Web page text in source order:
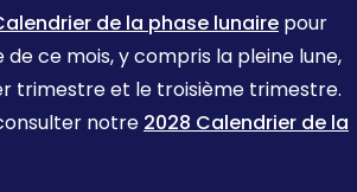
de la phase lunaire pour
ce mois, y compris la pleine lune,
trimestre et le troisième trimestre.
notre 2028 Calendrier de la